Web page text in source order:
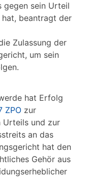
gegen sein Urteil
hat, beantragt der
Zulassung der
um sein
hat Erfolg
ZPO zur
Urteils und zur
an das
hat den
Gehör aus